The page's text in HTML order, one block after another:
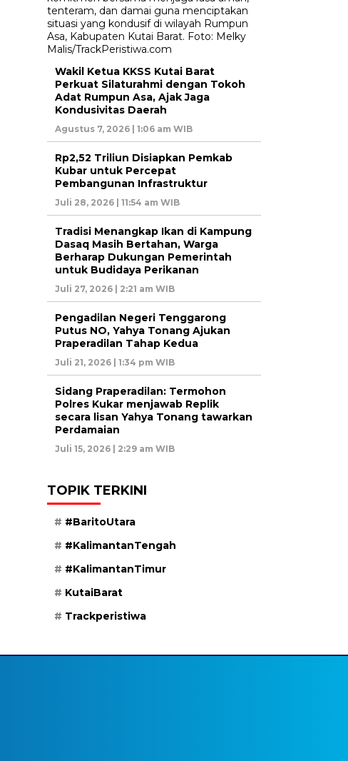
Wakil Ketua KKSS Kutai Barat
Perkuat Silaturahmi dengan Tokoh
Adat Rumpun Asa, Ajak Jaga
Kondusivitas Daerah
Agustus 7, 2026 | 1:06 am WIB
Rp2,52 Triliun Disiapkan Pemkab
Kubar untuk Percepat
Pembangunan Infrastruktur
Juli 28, 2026 | 11:54 am WIB
Tradisi Menangkap Ikan di Kampung
Dasaq Masih Bertahan, Warga
Berharap Dukungan Pemerintah
untuk Budidaya Perikanan
Juli 27, 2026 | 2:21 am WIB
Pengadilan Negeri Tenggarong
Putus NO, Yahya Tonang Ajukan
Praperadilan Tahap Kedua
Juli 21, 2026 | 1:34 pm WIB
Sidang Praperadilan: Termohon
Polres Kukar menjawab Replik
secara lisan Yahya Tonang tawarkan
Perdamaian
Juli 15, 2026 | 2:29 am WIB
TOPIK TERKINI
#BaritoUtara
#KalimantanTengah
#KalimantanTimur
KutaiBarat
Trackperistiwa